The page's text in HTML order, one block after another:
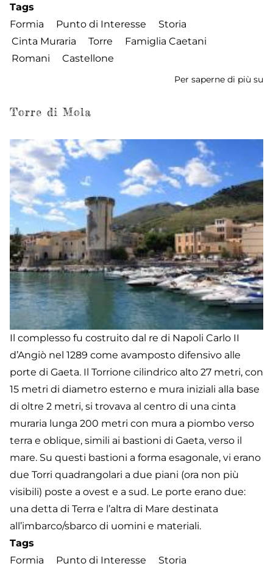
Tags
Formia
Punto di Interesse
Storia
Cinta Muraria
Torre
Famiglia Caetani
Romani
Castellone
Per saperne di più su
Torre di Mola
Il complesso fu costruito dal re di Napoli Carlo II
d’Angiò nel 1289 come avamposto difensivo alle
porte di Gaeta. Il Torrione cilindrico alto 27 metri, con
15 metri di diametro esterno e mura iniziali alla base
di oltre 2 metri, si trovava al centro di una cinta
muraria lunga 200 metri con mura a piombo verso
terra e oblique, simili ai bastioni di Gaeta, verso il
mare. Su questi bastioni a forma esagonale, vi erano
due Torri quadrangolari a due piani (ora non più
visibili) poste a ovest e a sud. Le porte erano due:
una detta di Terra e l’altra di Mare destinata
all’imbarco/sbarco di uomini e materiali.
Tags
Formia
Punto di Interesse Storia